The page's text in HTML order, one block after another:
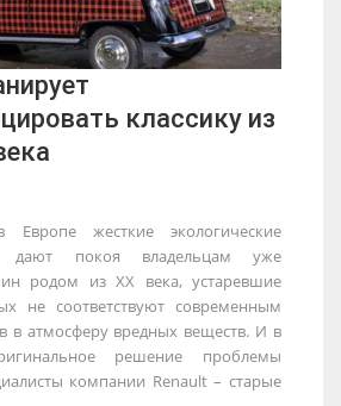
классику из
Европе жесткие экологические
дают покоя владельцам уже
родом из ХХ века, устаревшие
не соответствуют современным
в атмосферу вредных веществ. И в
решение проблемы
компании Renault – старые